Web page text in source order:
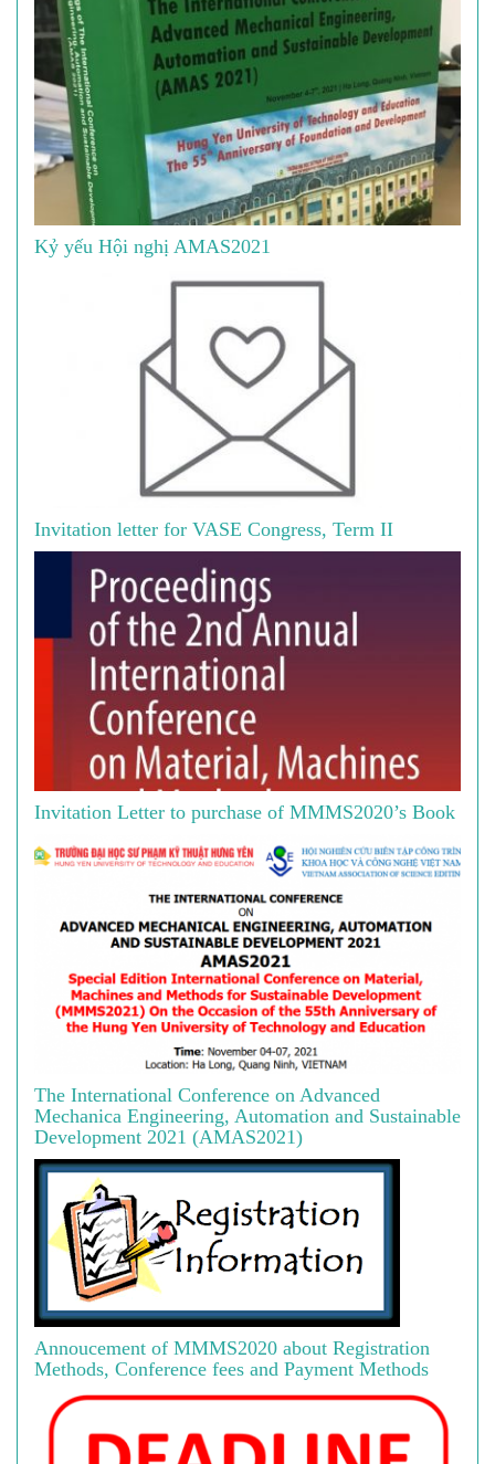
Kỷ yếu Hội nghị AMAS2021
Invitation letter for VASE Congress, Term II
Invitation Letter to purchase of MMMS2020’s Book
The International Conference on Advanced
Mechanica Engineering, Automation and Sustainable
Development 2021 (AMAS2021)
Annoucement of MMMS2020 about Registration
Methods, Conference fees and Payment Methods